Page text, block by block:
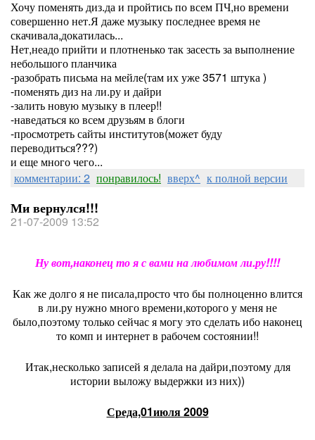
Хочу поменять диз.да и пройтись по всем ПЧ,но времени
совершенно нет.Я даже музыку последнее время не
скачивала,докатилась...
Нет,неадо прийти и плотненько так засесть за выполнение
небольшого планчика
-разобрать письма на мейле(там их уже 3571 штука )
-поменять диз на ли.ру и дайри
-залить новую музыку в плеер!!
-наведаться ко всем друзьям в блоги
-просмотреть сайты институтов(может буду
переводиться???)
и еще много чего...
комментарии: 2 понравилось! вверх^ к полной версии
Ми вернулся!!!
21-07-2009 13:52
Ну вот,наконец то я с вами на любимом ли.ру!!!!
Как же долго я не писала,просто что бы полноценно влится
в ли.ру нужно много времени,которого у меня не
было,поэтому только сейчас я могу это сделать ибо наконец
то комп и интернет в рабочем состоянии!!
Итак,несколько записей я делала на дайри,поэтому для
истории выложу выдержки из них))
Среда,01июля 2009